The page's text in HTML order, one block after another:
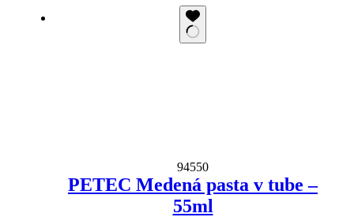
94550
PETEC Medená pasta v tube –
55ml